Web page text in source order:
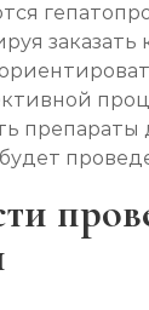
заказать
препараты